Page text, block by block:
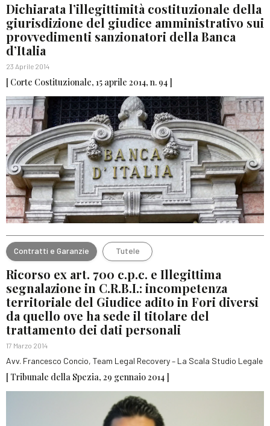
Dichiarata l’illegittimità costituzionale della
giurisdizione del giudice amministrativo sui
provvedimenti sanzionatori della Banca
d’Italia
23 Aprile 2014
[ Corte Costituzionale, 15 aprile 2014, n. 94 ]
Contratti e Garanzie Tutele
Ricorso ex art. 700 c.p.c. e Illegittima
segnalazione in C.R.B.I.: incompetenza
territoriale del Giudice adito in Fori diversi
da quello ove ha sede il titolare del
trattamento dei dati personali
17 Marzo 2014
Avv. Francesco Concio, Team Legal Recovery – La Scala Studio Legale
[ Tribunale della Spezia, 29 gennaio 2014 ]